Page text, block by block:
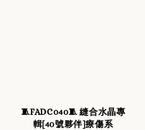
🧵FADC040🧵 縫合水晶專
輯[40號夥伴]療傷系